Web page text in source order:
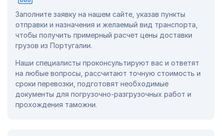
Заполните заявку на нашем сайте, указав пункты
отправки и назначения и желаемый вид транспорта,
чтобы получить примерный расчет цены доставки
грузов из Португалии.
Наши специалисты проконсультируют вас и ответят
на любые вопросы, рассчитают точную стоимость и
сроки перевозки, подготовят необходимые
документы для погрузочно-разгрузочных работ и
прохождения таможни.